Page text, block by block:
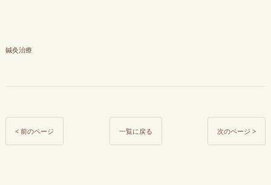
鍼灸治療
< 前のページ 一覧に戻る 次のページ >